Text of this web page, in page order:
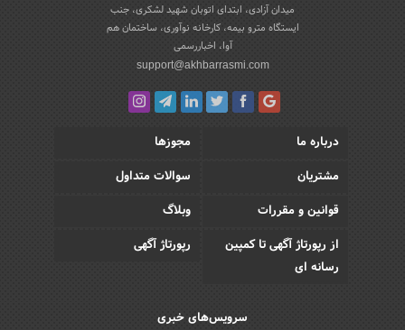
میدان آزادی، ابتدای اتوبان شهید لشکری، جنب
ایستگاه مترو بیمه، کارخانه نوآوری، ساختمان هم
آوا، اخباررسمی
support@akhbarrasmi.com
درباره ما
مجوزها
مشتریان
سوالات متداول
قوانین و مقررات
وبلاگ
از رپورتاژ آگهی تا کمپین
رسانه ای
رپورتاژ آگهی
سرویس‌های خبری